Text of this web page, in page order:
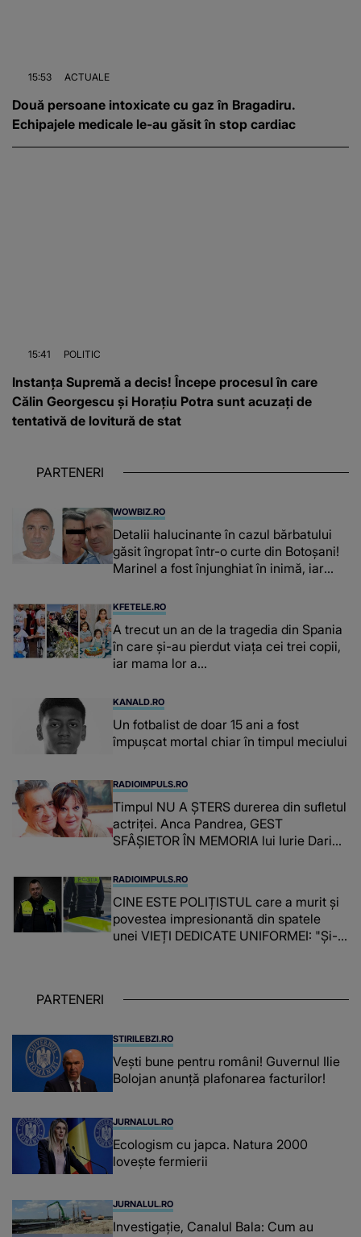
15:53 ACTUALE
Două persoane intoxicate cu gaz în Bragadiru.
Echipajele medicale le-au găsit în stop cardiac
15:41 POLITIC
Instanța Supremă a decis! Începe procesul în care
Călin Georgescu și Horațiu Potra sunt acuzați de
tentativă de lovitură de stat
PARTENERI
WOWBIZ.RO
Detalii halucinante în cazul bărbatului
găsit îngropat într-o curte din Botoșani!
Marinel a fost înjunghiat în inimă, iar
suspecți
KFETELE.RO
A trecut un an de la tragedia din Spania
în care și-au pierdut viața cei trei copii,
iar mama lor a…
KANALD.RO
Un fotbalist de doar 15 ani a fost
împușcat mortal chiar în timpul meciului
RADIOIMPULS.RO
Timpul NU A ȘTERS durerea din sufletul
actriței. Anca Pandrea, GEST
SFÂȘIETOR ÎN MEMORIA lui Iurie Darie:
timpul parcă..."
RADIOIMPULS.RO
CINE ESTE POLIȚISTUL care a murit și
povestea impresionantă din spatele
unei VIEȚI DEDICATE UNIFORMEI: "Și-a
PARTENERI
STIRILEBZI.RO
Vești bune pentru români! Guvernul Ilie
Bolojan anunță plafonarea facturilor!
JURNALUL.RO
Ecologism cu japca. Natura 2000
lovește fermierii
JURNALUL.RO
Investigație, Canalul Bala: Cum au